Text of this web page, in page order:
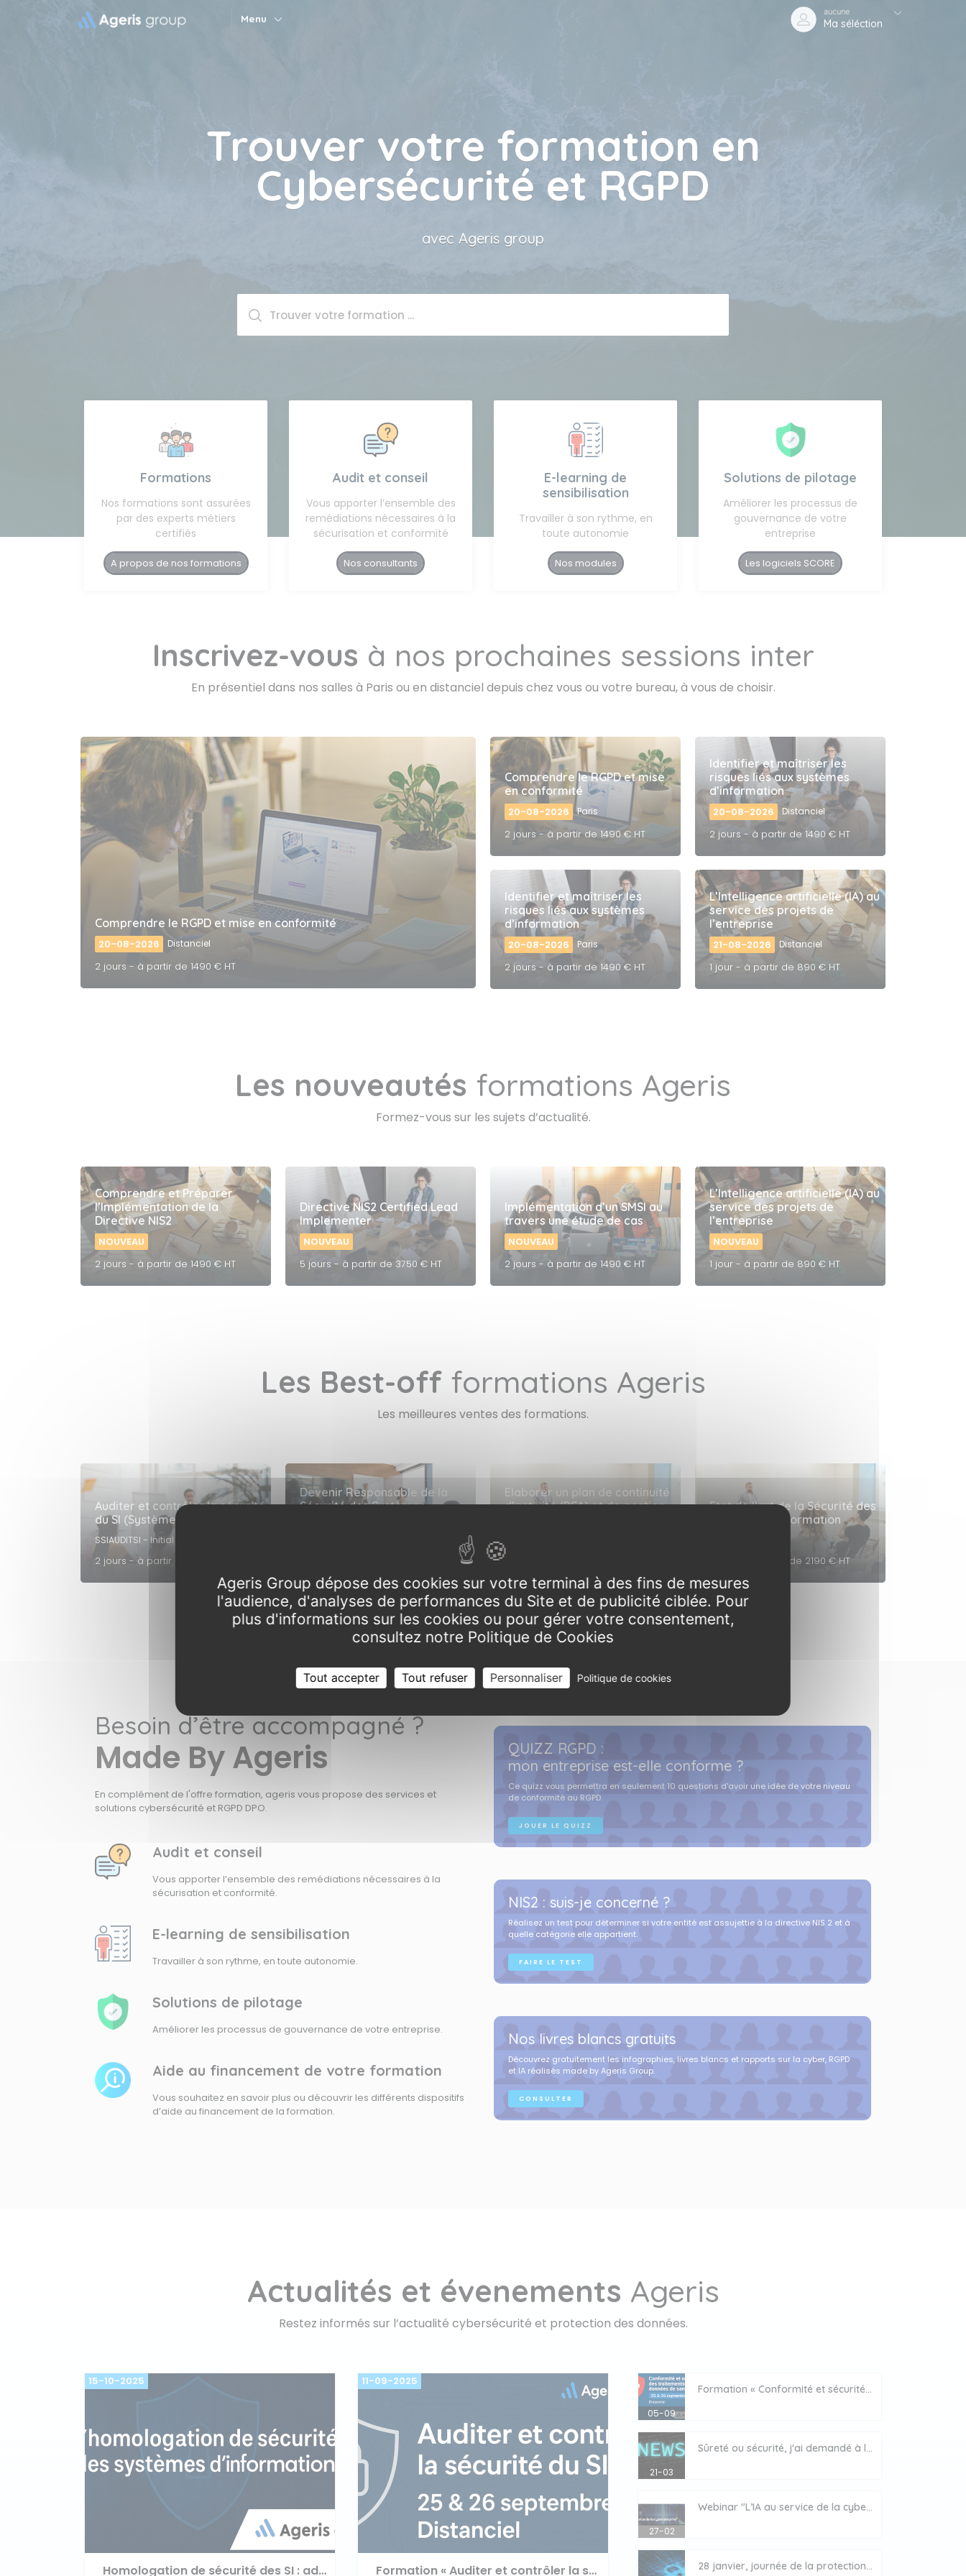
Menu
aucune
Ma séléction
Trouver votre formation en
Cybersécurité et RGPD
avec Ageris group
Formations
Nos formations sont assurées
par des experts métiers
certifiés
A propos de nos formations
Audit et conseil
Vous apporter l’ensemble des
remédiations nécessaires à la
sécurisation et conformité
Nos consultants
E-learning de
sensibilisation
Travailler à son rythme, en
toute autonomie
Nos modules
Solutions de pilotage
Améliorer les processus de
gouvernance de votre
entreprise
Les logiciels SCORE
Inscrivez-vous à nos prochaines sessions inter
En présentiel dans nos salles à Paris ou en distanciel depuis chez vous ou votre bureau, à vous de choisir.
Comprendre le RGPD et mise en conformité
20-08-2026 Distanciel
2 jours - à partir de 1490 € HT
Comprendre le RGPD et mise
en conformité
20-08-2026 Paris
2 jours - à partir de 1490 € HT
Identifier et maîtriser les
risques liés aux systèmes
d’information
20-08-2026 Distanciel
2 jours - à partir de 1490 € HT
Identifier et maîtriser les
risques liés aux systèmes
d’information
20-08-2026 Paris
2 jours - à partir de 1490 € HT
L’Intelligence artificielle (IA) au
service des projets de
l’entreprise
21-08-2026 Distanciel
1 jour - à partir de 890 € HT
Les nouveautés formations Ageris
Formez-vous sur les sujets d’actualité.
Comprendre et Préparer
l’Implémentation de la
Directive NIS2
NOUVEAU
2 jours - à partir de 1490 € HT
Directive NIS2 Certified Lead
Implementer
NOUVEAU
5 jours - à partir de 3750 € HT
Implémentation d’un SMSI au
travers une étude de cas
NOUVEAU
2 jours - à partir de 1490 € HT
L’Intelligence artificielle (IA) au
service des projets de
l’entreprise
NOUVEAU
1 jour - à partir de 890 € HT
Les Best-offformations Ageris
Les meilleures ventes des formations.
Auditer et contrôler la sécurité
du SI (Système d’Information)
SSIAUDITSI - Initial
2 jours - à partir de 1490 € HT
Devenir Responsable de la
Sécurité des Systèmes
Elaborer un plan de continuité
d’activité (PCA) et de gestion
Etat de l’art de la Sécurité des
Systèmes d’Information
3 jours - à partir de 2190 € HT
Besoin d’être accompagné ?
Made By Ageris
En complément de l'offre formation, ageris vous propose des services et
solutions cybersécurité et RGPD DPO.
Audit et conseil
Vous apporter l’ensemble des remédiations nécessaires à la
sécurisation et conformité.
E-learning de sensibilisation
Travailler à son rythme, en toute autonomie.
Solutions de pilotage
Améliorer les processus de gouvernance de votre entreprise.
Aide au financement de votre formation
Vous souhaitez en savoir plus ou découvrir les différents dispositifs
d’aide au financement de la formation.
QUIZZ RGPD :
mon entreprise est-elle conforme ?
Ce quizz vous permettra en seulement 10 questions d'avoir une idée de votre niveau
de conformité au RGPD.
JOUER LE QUIZZ
NIS2 : suis-je concerné ?
Réalisez un test pour déterminer si votre entité est assujettie à la directive NIS 2 et à
quelle catégorie elle appartient.
FAIRE LE TEST
Nos livres blancs gratuits
Découvrez gratuitement les infographies, livres blancs et rapports sur la cyber, RGPD
et IA réalisés made by Ageris Group.
CONSULTER
Actualités et évenements Ageris
Restez informés sur l’actualité cybersécurité et protection des données.
15-10-2025
Homologation de sécurité des SI : adoptez la nouvelle doctrine ANSSI
11-09-2025
Formation « Auditer et contrôler la sécurité du SI (Système d’Information) » – Session des 25 et 26 septembre 2025 en distanciel
Formation « Conformité et sécurité des traitements de données de sante » – Session des 25 et 26 septembre 2025 en distanciel
05-09
Sûreté ou sécurité, j'ai demandé à l'IA, la différence entre ces 2 termes
21-03
Webinar "L’IA au service de la cybersécurité”
27-02
28 janvier, journée de la protection des données, mobilisez-vous
Panneau de gestion des cookies
Ageris Group dépose des cookies sur votre terminal à des fins de mesures
l'audience, d'analyses de performances du Site et de publicité ciblée. Pour
plus d'informations sur les cookies ou pour gérer votre consentement,
consultez notre Politique de Cookies
Tout accepter Tout refuser Personnaliser Politique de cookies